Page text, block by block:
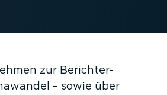
zur Bericht­er­
– sowie über